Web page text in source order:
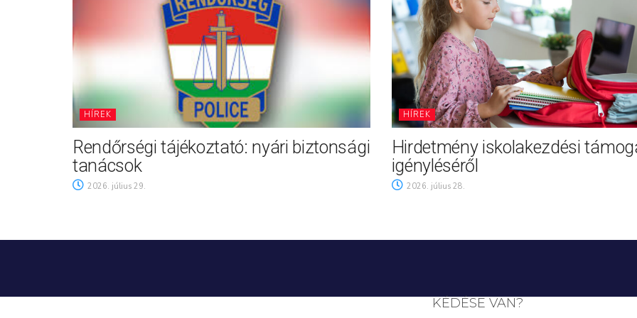
HÍREK
Rendőrségi tájékoztató: nyári biztonsági
tanácsok
2026. július 29.
HÍREK
Hirdetmény iskolakezdési
igényléséről
2026. július 28.
KÉDÉSE VAN?